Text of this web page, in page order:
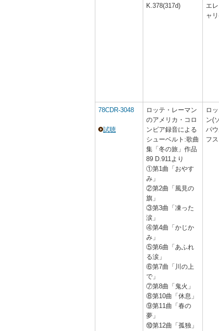
K.378(317d)
エ
ャ
78CDR-3048
試聴
ロッテ・レーマン
のアメリカ・コロ
ンビア録音による
シューベルト:歌曲
集「冬の旅」作品
89 D.911より
①第1曲「おやす
み」
②第2曲「風見の
旗」
③第3曲「凍った
涙」
④第4曲「かじか
み」
⑤第6曲「あふれ
る涙」
⑥第7曲「川の上
で」
⑦第8曲「鬼火」
⑧第10曲「休息」
⑨第11曲「春の
夢」
⑩第12曲「孤独」
ロ
ン(
パ
フ